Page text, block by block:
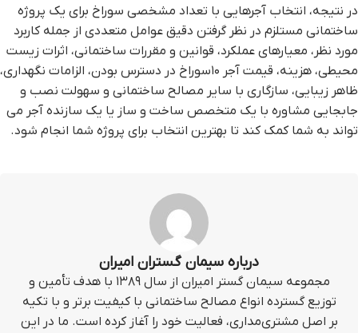
در نتیجه، انتخاب آجرهایی با تعداد مشخصی سوراخ برای یک پروژه
ساختمانی مستلزم در نظر گرفتن دقیق عوامل متعددی از جمله کاربرد
مورد نظر، معیارهای عملکرد، قوانین و مقررات ساختمانی، اثرات زیست
محیطی، هزینه، قیمت آجر ۱۰سوراخ در دسترس بودن، الزامات نگهداری،
ظاهر زیبایی، سازگاری با سایر مصالح ساختمانی و سهولت نصب و
جابجایی مشاوره با یک متخصص ساخت و ساز یا یک سازنده آجر می
تواند به شما کمک کند تا بهترین انتخاب برای پروژه شما انجام شود.
درباره سیمان گستران امیران
مجموعه سیمان گستر امیران از سال ۱۳۸۹ با هدف تأمین و
توزیع گسترده انواع مصالح ساختمانی با کیفیت برتر و با تکیه
بر اصل مشتری‌مداری، فعالیت خود را آغاز کرده است. ما در این